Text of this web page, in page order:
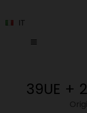
IT
39UE +